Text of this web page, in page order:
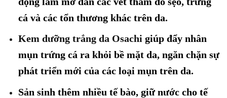
cá và các tổn thương khác trên da.
Kem dưỡng trắng da Osachi giúp đẩy nhân
mụn trứng cá ra khỏi bề mặt da, ngăn chặn sự
phát triển mới của các loại mụn trên da.
Sản sinh thêm nhiều tế bào, giữ nước cho tế